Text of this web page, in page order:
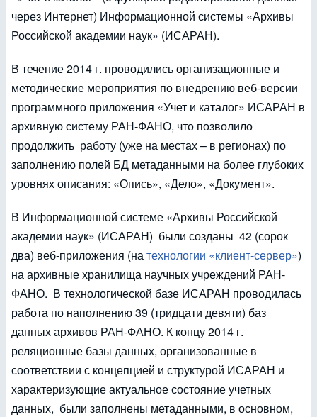
через Интернет) Информационной системы «Архивы
Российской академии наук» (ИСАРАН).
В течение 2014 г. проводились организационные и
методические мероприятия по внедрению веб-версии
программного приложения «Учет и каталог» ИСАРАН в
архивную систему РАН-ФАНО, что позволило
продолжить работу (уже на местах – в регионах) по
заполнению полей БД метаданными на более глубоких
уровнях описания: «Опись», «Дело», «Документ».
В Информационной системе «Архивы Российской
академии наук» (ИСАРАН) были созданы 42 (сорок
два) веб-приложения (натехнологии «клиент-сервер»)
на архивные хранилища научных учреждений РАН-
ФАНО. В технологической базе ИСАРАН проводилась
работа по наполнению 39 (тридцати девяти) баз
данных архивов РАН-ФАНО. К концу 2014 г.
реляционные базы данных, организованные в
соответствии с концепцией и структурой ИСАРАН и
характеризующие актуальное состояние учетных
данных, были заполнены метаданными, в основном,